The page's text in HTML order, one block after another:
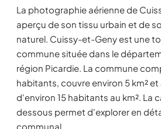
La photographie aérienne de
aperçu de son tissu urbain et de
naturel. Cuissy-et-Geny est une
commune située dans le
région Picardie. La commune
habitants, couvre environ 5 km²
d'environ 15 habitants au km². La
dessous permet d'explorer en
communal.